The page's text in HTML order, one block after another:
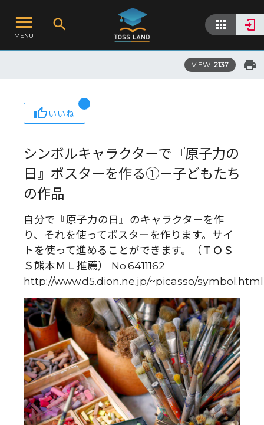
MENU
VIEW: 2137
いいね
シンボルキャラクターで『原子力の
日』ポスターを作る①－子どもたち
の作品
自分で『原子力の日』のキャラクターを作
り、それを使ってポスターを作ります。サイ
トを使って進めることができます。（ＴＯＳ
Ｓ熊本ＭＬ推薦） No.6411162
http://www.d5.dion.ne.jp/~picasso/symbol.html